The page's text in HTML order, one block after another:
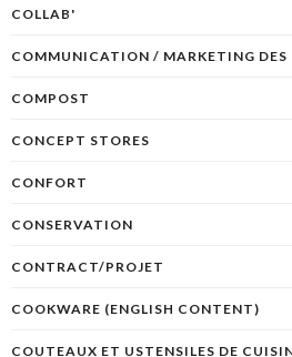
COLLAB'
COMMUNICATION / MARKETING DES
COMPOST
CONCEPT STORES
CONFORT
CONSERVATION
CONTRACT/PROJET
COOKWARE (ENGLISH CONTENT)
COUTEAUX ET USTENSILES DE